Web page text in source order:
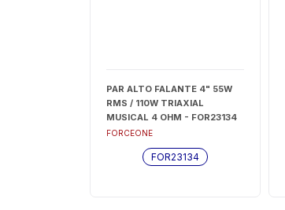
PAR ALTO FALANTE 4" 55W
RMS / 110W TRIAXIAL
MUSICAL 4 OHM - FOR23134
FORCEONE
FOR23134